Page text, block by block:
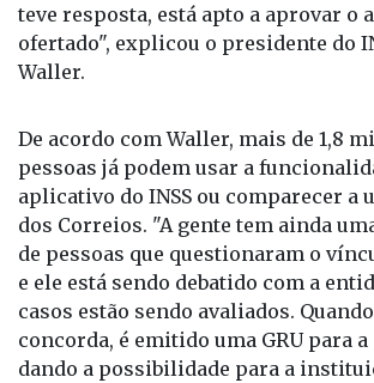
teve resposta, está apto a aprovar o
ofertado", explicou o presidente do
Waller.
De acordo com Waller, mais de 1,8
pessoas já podem usar a
aplicativo do INSS ou comparecer a
dos Correios. "A gente tem ainda
de pessoas que questionaram o
e ele está sendo debatido com a
casos estão sendo avaliados.
concorda, é emitido uma GRU para
dando a possibilidade para a